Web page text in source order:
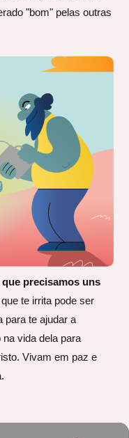
"bom" pelas outras
precisamos uns
te irrita pode ser
para te ajudar a
vida dela para
Vivam em paz e